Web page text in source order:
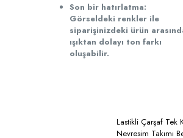
Son bir hatırlatma:
Görseldeki renkler ile
siparişinizdeki ürün
ışıktan dolayı ton farkı
oluşabilir.
Lastikli Çarşaf Tek
Nevresim Takımı